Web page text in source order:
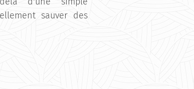
sauver des